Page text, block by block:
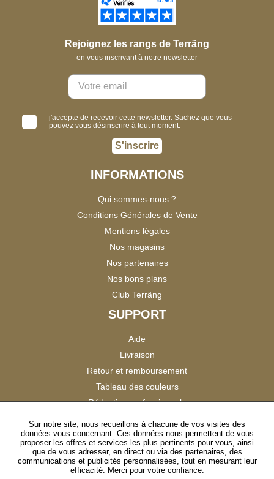
Rejoignez les rangs de Terräng
en vous inscrivant à notre newsletter
j'accepte de recevoir cette newsletter. Sachez que vous
pouvez vous désinscrire à tout moment.
S'inscrire
INFORMATIONS
Qui sommes-nous ?
Conditions Générales de Vente
Mentions légales
Nos magasins
Nos partenaires
Nos bons plans
Club Terräng
SUPPORT
Aide
Livraison
Retour et remboursement
Tableau des couleurs
Réduction professionnels
Satisfaction Clients
SUIVEZ-NOUS
Sur notre site, nous recueillons à chacune de vos visites des
données vous concernant. Ces données nous permettent de vous
proposer les offres et services les plus pertinents pour vous, ainsi
que de vous adresser, en direct ou via des partenaires, des
communications et publicités personnalisées, tout en mesurant leur
efficacité. Merci pour votre confiance.